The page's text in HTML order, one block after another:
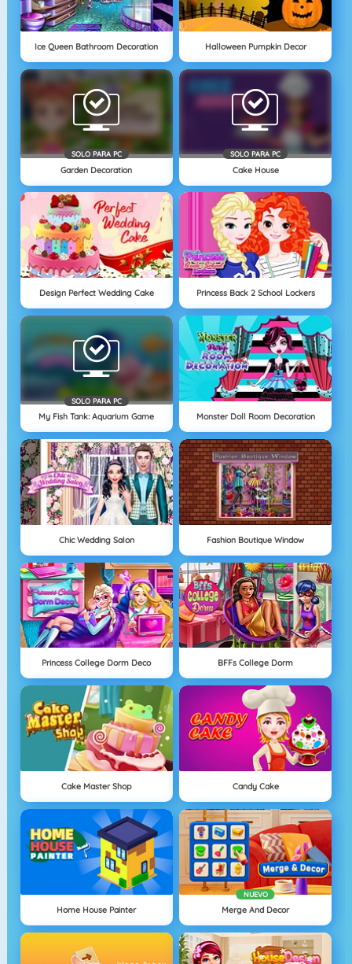
Ice Queen Bathroom Decoration Halloween Pumpkin Decor
SOLO PARA PC
Garden Decoration
SOLO PARA PC
Cake House
Design Perfect Wedding Cake Princess Back 2 School Lockers
SOLO PARA PC
My Fish Tank: Aquarium Game Monster Doll Room Decoration
Chic Wedding Salon Fashion Boutique Window
Princess College Dorm Deco BFFs College Dorm
Cake Master Shop Candy Cake
Home House Painter
NUEVO
Merge And Decor